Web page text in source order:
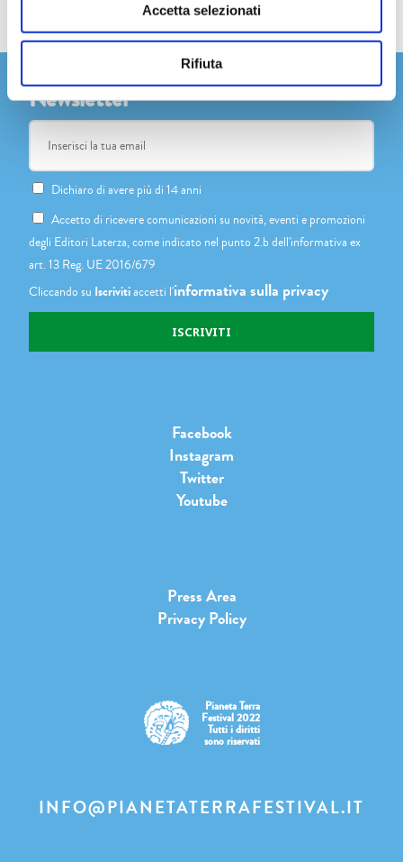
Accetta selezionati
Rifiuta
Newsletter
Dichiaro di avere più di 14 anni
Accetto di ricevere comunicazioni su novità, eventi e promozioni
degli Editori Laterza, come indicato nel punto 2.b dell'informativa ex
art. 13 Reg. UE 2016/679
Cliccando su Iscrivitiaccetti l'informativa sulla privacy
Facebook
Instagram
Twitter
Youtube
Press Area
Privacy Policy
Pianeta Terra
Festival 2022
Tutti i diritti
sono riservati
INFO@PIANETATERRAFESTIVAL.IT